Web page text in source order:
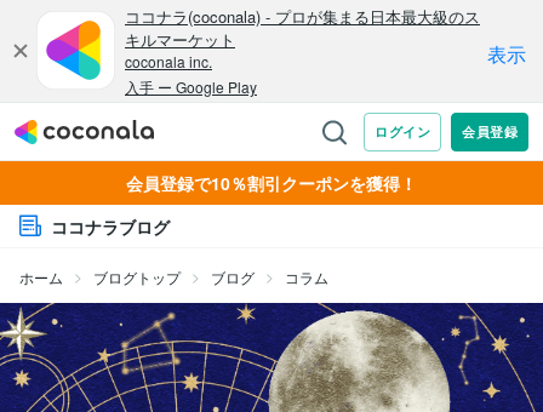
会員登録で10％割引クーポンを獲得！
ココナラブログ
ホーム ブログトップ ブログ コラム